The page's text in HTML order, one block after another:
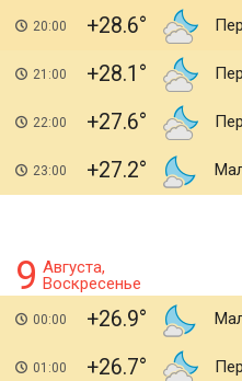
20:00 +28.6
21:00 +28.1
22:00 +27.6
23:00 +27.2
9 Августа,
Воскресенье
00:00 +26.9
01:00 +26.7